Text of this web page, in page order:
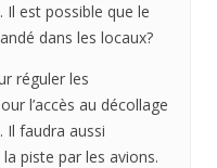
Il est possible que le
dans les locaux?
réguler les
l’accès au décollage
Il faudra aussi
la piste par les avions.